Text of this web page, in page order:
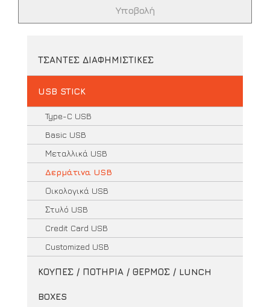
ΤΣΑΝΤΕΣ ΔΙΑΦΗΜΙΣΤΙΚΕΣ
USB STICK
Type-C USB
Basic USB
Μεταλλικά USB
Δερμάτινα USB
Οικολογικά USB
Στυλό USB
Credit Card USB
Customized USB
ΚΟΥΠΕΣ / ΠΟΤΗΡΙΑ / ΘΕΡΜΟΣ / LUNCH
BOXES